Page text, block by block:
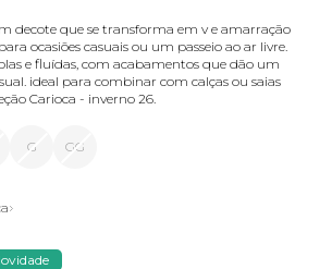
ocasiões casuais ou um passeio ao ar livre.
e fluídas, com acabamentos que dão um
ideal para combinar com calças ou saias
Carioca - inverno 26.
G GG